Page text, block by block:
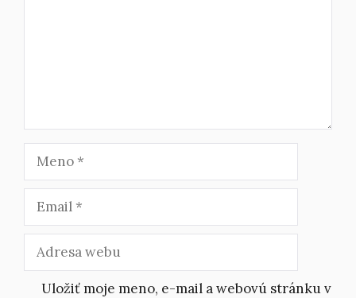
Adresa
webu
Uložiť moje meno, e-mail a webovú stránku v